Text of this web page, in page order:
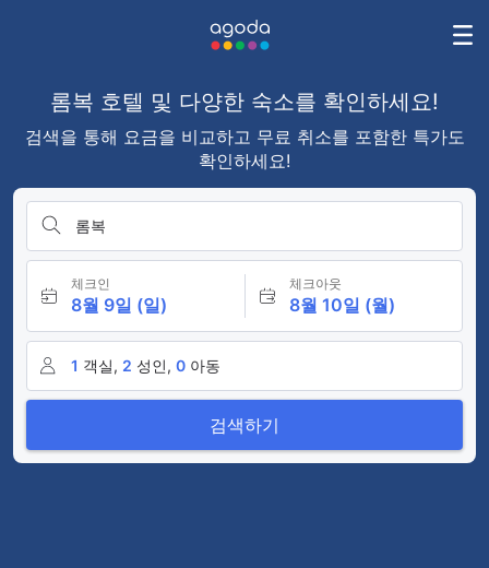
롬복 호텔 및 다양한 숙소를 확인하세요!
검색을 통해 요금을 비교하고 무료 취소를 포함한 특가도
확인하세요!
롬복
체크인
8월 9일 (일)
체크아웃
8월 10일 (월)
1 객실, 2 성인, 0 아동
검색하기